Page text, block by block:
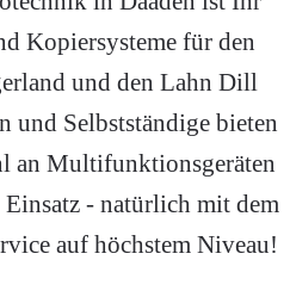
Kopiersysteme für den
und den Lahn Dill
und Selbstständige bieten
an Multifunktionsgeräten
- natürlich mit dem
auf höchstem Niveau!